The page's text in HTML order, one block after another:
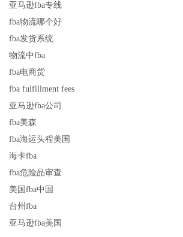
亚马逊fba专线
fba物流哪个好
fba发货系统
物流中fba
fba电商货
fba fulfillment fees
亚马逊fba公司
fba美森
fba海运头程美国
海卡fba
fba危险品审查
美国fba中国
台州fba
亚马逊fba美国